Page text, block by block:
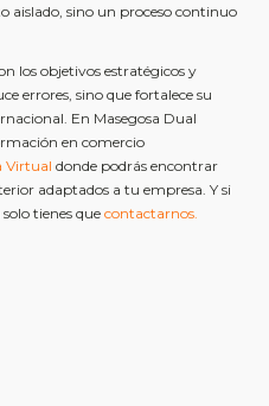
aislado, sino un proceso continuo
los objetivos estratégicos y
errores, sino que fortalece su
En Masegosa Dual
en comercio
Virtual donde podrás encontrar
adaptados a tu empresa. Y si
tienes que contactarnos.